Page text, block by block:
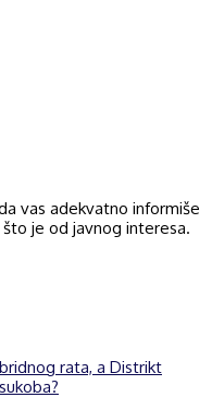
vas adekvatno informiše
je od javnog interesa.
rata, a Distrikt